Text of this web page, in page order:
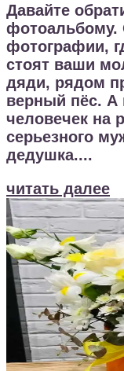
Давайте
фотографии,
стоят ваши
дяди, рядом
верный пёс. А
человечек на
серьезного
дедушка....
читать далее